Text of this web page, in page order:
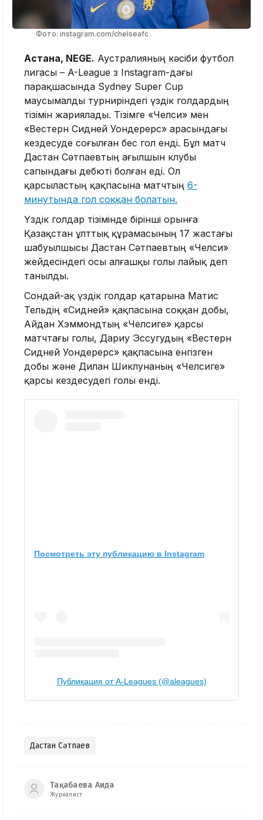
Фото: instagram.com/chelseafc
Астана, NEGE. Аустралияның кәсіби футбол
лигасы – A-League өз Instagram-дағы
парақшасында Sydney Super Cup
маусымалды турниріндегі үздік голдардың
тізімін жариялады. Тізімге «Челси» мен
«Вестерн Сидней Уондерерс» арасындағы
кездесуде соғылған бес гол енді. Бұл матч
Дастан Сәтпаевтың ағылшын клубы
сапындағы дебюті болған еді. Ол
қарсыластың қақпасына матчтың 6-
минутында гол соққан болатын.
Үздік голдар тізімінде бірінші орынға
Қазақстан ұлттық құрамасының 17 жастағы
шабуылшысы Дастан Сәтпаевтың «Челси»
жейдесіндегі осы алғашқы голы лайық деп
танылды.
Сондай-ақ үздік голдар қатарына Матис
Тельдің «Сидней» қақпасына соққан добы,
Айдан Хэммондтың «Челсиге» қарсы
матчтағы голы, Дариу Эссугудың «Вестерн
Сидней Уондерерс» қақпасына енгізген
добы және Дилан Шиклунаның «Челсиге»
қарсы кездесудегі голы енді.
Посмотреть эту публикацию в Instagram
Публикация от A-Leagues (@aleagues)
Дастан Сәтпаев
Тақабаева Аида
Журналист